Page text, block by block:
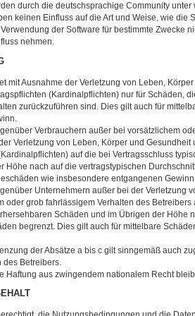
durch die deutschsprachige Community
keinen Einfluss auf die Art und Weise, wie die
der Software für bestimmte Zwecke
nehmen.
mit Ausnahme der Verletzung von Leben,
(Kardinalpflichten) nur für Schäden,
zurückzuführen sind. Dies gilt auch für
Verbrauchern außer bei vorsätzlichem
Verletzung von Leben, Körper und
auf die bei Vertragsschluss
Höhe nach auf die vertragstypischen
wie insbesondere entgangenen
Unternehmern außer bei der Verletzung
oder grob fahrlässigem Verhalten des Betreibers
Schäden und im Übrigen der Höhe
begrenzt. Dies gilt auch für mittelbare
der Absätze a bis c gilt sinngemäß auch
Betreibers.
Haftung aus zwingendem nationalem Recht